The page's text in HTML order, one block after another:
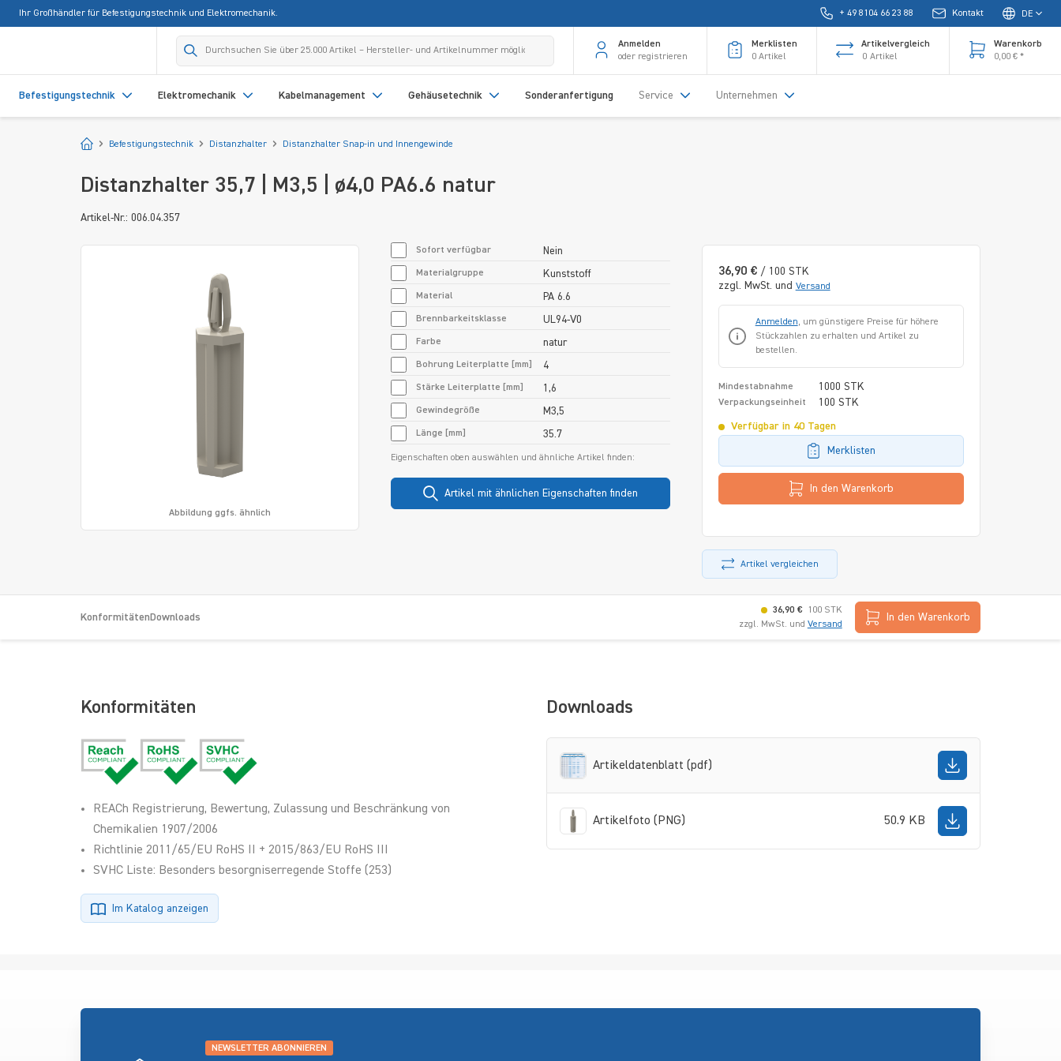
Zur Hauptnavigation springen
Ihr Großhändler für Befestigungstechnik und Elektromechanik. + 49 8104 66 23 88 Kontakt DE
Anmelden
oder registrieren
Merklisten
0 Artikel
Artikelvergleich
0 Artikel
Warenkorb
0,00 € *
Befestigungstechnik Elektromechanik Kabelmanagement Gehäusetechnik Sonderanfertigung Service Unternehmen
Startseite
Befestigungstechnik Distanzhalter Distanzhalter Snap-in und Innengewinde
Distanzhalter 35,7 | M3,5 | ø4,0 PA6.6 natur
Artikel-Nr.: 006.04.357
Abbildung ggfs. ähnlich
36,90 € / 100 STK
zzgl. MwSt. und Versand
Anmelden, um günstigere Preise für höhere
Stückzahlen zu erhalten und Artikel zu
bestellen.
Mindestabnahme 1000 STK
Verpackungseinheit 100 STK
Verfügbar in 40 Tagen
Merklisten
In den Warenkorb
Artikel vergleichen
Sofort verfügbar Nein
Materialgruppe Kunststoff
Material PA 6.6
Brennbarkeitsklasse UL94-V0
Farbe natur
Bohrung Leiterplatte [mm] 4
Stärke Leiterplatte [mm] 1,6
Gewindegröße M3,5
Länge [mm] 35.7
Eigenschaften oben auswählen und ähnliche Artikel finden:
Artikel mit ähnlichen Eigenschaften finden
Konformitäten Downloads
36,90 €
100 STK
zzgl. MwSt. und Versand
In den Warenkorb
Konformitäten
REACh Registrierung, Bewertung, Zulassung und Beschränkung von
Chemikalien 1907/2006
Richtlinie 2011/65/EU RoHS II + 2015/863/EU RoHS III
SVHC Liste: Besonders besorgniserregende Stoffe (253)
Im Katalog anzeigen
Downloads
Artikeldatenblatt (pdf)
Artikelfoto (PNG) 50.9 KB
NEWSLETTER ABONNIEREN